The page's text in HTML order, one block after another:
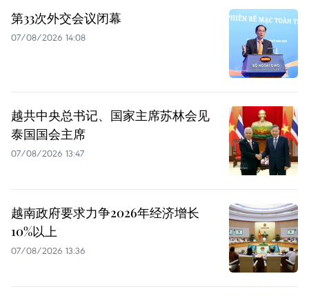
第33次外交会议闭幕
07/08/2026 14:08
越共中央总书记、国家主席苏林会见
泰国国会主席
07/08/2026 13:47
越南政府要求力争2026年经济增长
10%以上
07/08/2026 13:36